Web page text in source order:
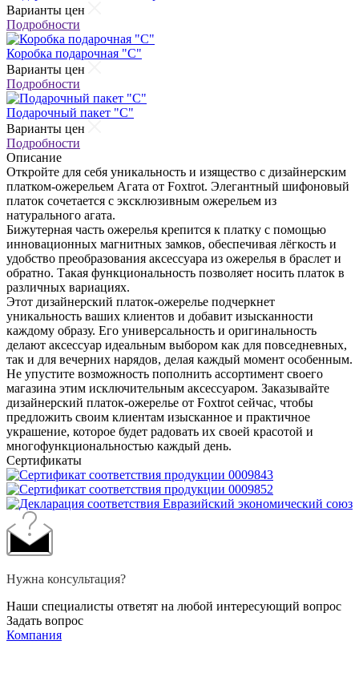
Варианты цен
Подробности
Коробка подарочная "С"
Варианты цен
Подробности
Подарочный пакет "С"
Варианты цен
Подробности
Описание
Откройте для себя уникальность и изящество с дизайнерским
платком-ожерельем Агата от Foxtrot. Элегантный шифоновый
платок сочетается с эксклюзивным ожерельем из
натурального агата.
Бижутерная часть ожерелья крепится к платку с помощью
инновационных магнитных замков, обеспечивая лёгкость и
удобство преобразования аксессуара из ожерелья в браслет и
обратно. Такая функциональность позволяет носить платок в
различных вариациях.
Этот дизайнерский платок-ожерелье подчеркнет
уникальность ваших клиентов и добавит изысканности
каждому образу. Его универсальность и оригинальность
делают аксессуар идеальным выбором как для повседневных,
так и для вечерних нарядов, делая каждый момент особенным.
Не упустите возможность пополнить ассортимент своего
магазина этим исключительным аксессуаром. Заказывайте
дизайнерский платок-ожерелье от Foxtrot сейчас, чтобы
предложить своим клиентам изысканное и практичное
украшение, которое будет радовать их своей красотой и
многофункциональностью каждый день.
Сертификаты
Нужна консультация?
Наши специалисты ответят на любой интересующий вопрос
Задать вопрос
Компания